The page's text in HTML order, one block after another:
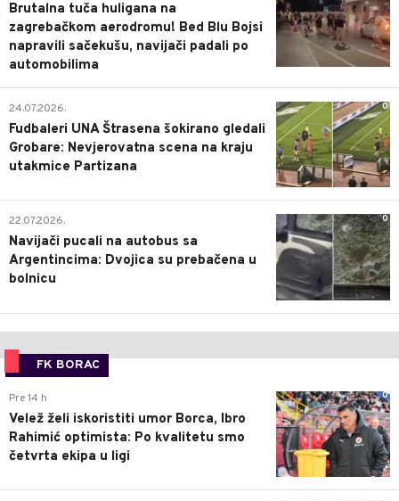
Brutalna tuča huligana na
zagrebačkom aerodromu! Bed Blu Bojsi
napravili sačekušu, navijači padali po
automobilima
0
24.07.2026.
Fudbaleri UNA Štrasena šokirano gledali
Grobare: Nevjerovatna scena na kraju
utakmice Partizana
0
22.07.2026.
Navijači pucali na autobus sa
Argentincima: Dvojica su prebačena u
bolnicu
FK BORAC
0
Pre 14 h
Velež želi iskoristiti umor Borca, Ibro
Rahimić optimista: Po kvalitetu smo
četvrta ekipa u ligi